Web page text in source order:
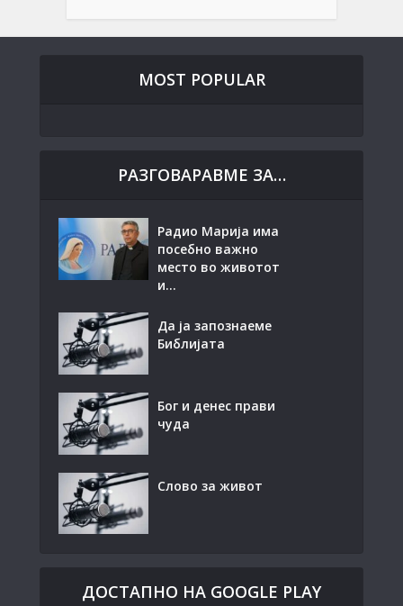
MOST POPULAR
РАЗГОВАРАВМЕ ЗА…
Радио Марија има
посебно важно
место во животот
и...
Да ја запознаеме
Библијата
Бог и денес прави
чуда
Слово за живот
ДОСТАПНО НА GOOGLE PLAY